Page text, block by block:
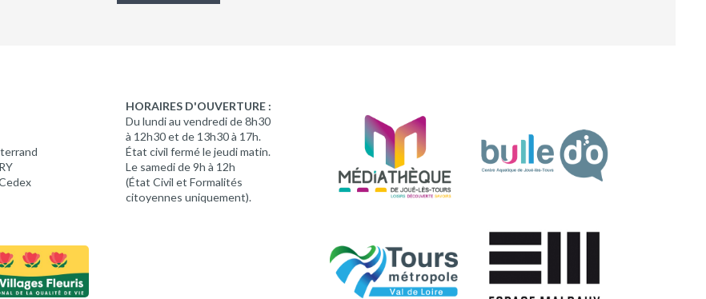
HORAIRES D'OUVERTURE :
Du lundi au vendredi de 8h30
à 12h30 et de 13h30 à 17h.
État civil fermé le jeudi matin.
Le samedi de 9h à 12h
(État Civil et Formalités
citoyennes uniquement).